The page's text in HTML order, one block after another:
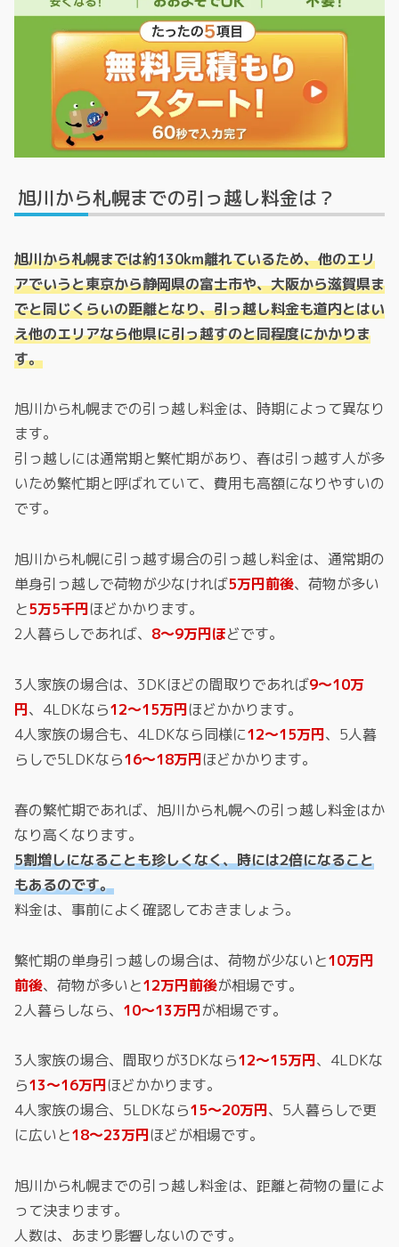
旭川から札幌までの引っ越し料金は？
旭川から札幌までは約130km離れているため、他のエリ
アでいうと東京から静岡県の富士市や、大阪から滋賀県ま
でと同じくらいの距離となり、引っ越し料金も道内とはい
え他のエリアなら他県に引っ越すのと同程度にかかりま
す。
旭川から札幌までの引っ越し料金は、時期によって異なり
ます。
引っ越しには通常期と繁忙期があり、春は引っ越す人が多
いため繁忙期と呼ばれていて、費用も高額になりやすいの
です。
旭川から札幌に引っ越す場合の引っ越し料金は、通常期の
単身引っ越しで荷物が少なければ5万円前後、荷物が多い
と5万5千円ほどかかります。
2人暮らしであれば、 8～9万円ほどです。
3人家族の場合は、3DKほどの間取りであれば9～10万
円、4LDKなら12～15万円ほどかかります。
4人家族の場合も、4LDKなら同様に12～15万円、5人暮
らしで5LDKなら16～18万円ほどかかります。
春の繁忙期であれば、旭川から札幌への引っ越し料金はか
なり高くなります。
5割増しになることも珍しくなく、時には2倍になること
もあるのです。
料金は、事前によく確認しておきましょう。
繁忙期の単身引っ越しの場合は、荷物が少ないと10万円
前後、荷物が多いと12万円前後が相場です。
2人暮らしなら、 10～13万円が相場です。
3人家族の場合、間取りが3DKなら12～15万円、4LDKな
ら13～16万円ほどかかります。
4人家族の場合、5LDKなら15～20万円、5人暮らしで更
に広いと18～23万円ほどが相場です。
旭川から札幌までの引っ越し料金は、距離と荷物の量によ
って決まります。
人数は、あまり影響しないのです。